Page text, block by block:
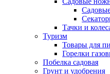
Тачки и
Туризм
Товары для
Горелки
Побелка садовая
Грунт и удобрения